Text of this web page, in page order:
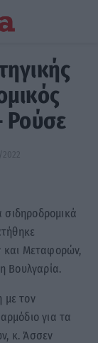
Ρούσε
σιδηροδρομικά
Μεταφορών,
Βουλγαρία.
με τον
για τα
κ. Άσσεν